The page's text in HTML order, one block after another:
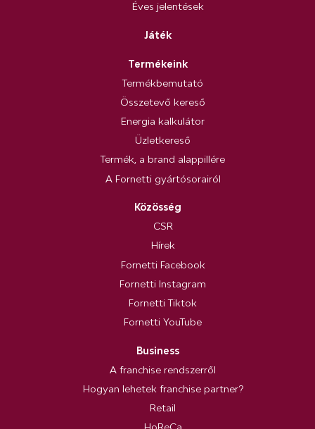
Éves jelentések
Játék
Termékeink
Termékbemutató
Összetevő kereső
Energia kalkulátor
Üzletkereső
Termék, a brand alappillére
A Fornetti gyártósorairól
Közösség
CSR
Hírek
Fornetti Facebook
Fornetti Instagram
Fornetti Tiktok
Fornetti YouTube
Business
A franchise rendszerről
Hogyan lehetek franchise partner?
Retail